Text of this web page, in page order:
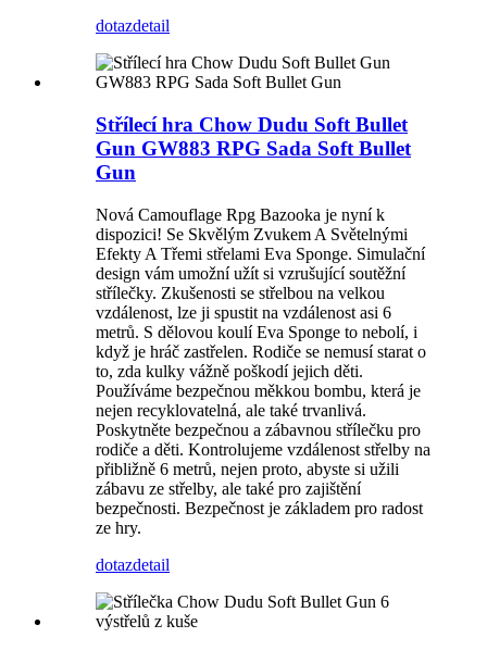
dotazdetail
Střílecí hra Chow Dudu Soft Bullet
Gun GW883 RPG Sada Soft Bullet
Gun
Nová Camouflage Rpg Bazooka je nyní k
dispozici! Se Skvělým Zvukem A Světelnými
Efekty A Třemi střelami Eva Sponge. Simulační
design vám umožní užít si vzrušující soutěžní
střílečky. Zkušenosti se střelbou na velkou
vzdálenost, lze ji spustit na vzdálenost asi 6
metrů. S dělovou koulí Eva Sponge to nebolí, i
když je hráč zastřelen. Rodiče se nemusí starat o
to, zda kulky vážně poškodí jejich děti.
Používáme bezpečnou měkkou bombu, která je
nejen recyklovatelná, ale také trvanlivá.
Poskytněte bezpečnou a zábavnou střílečku pro
rodiče a děti. Kontrolujeme vzdálenost střelby na
přibližně 6 metrů, nejen proto, abyste si užili
zábavu ze střelby, ale také pro zajištění
bezpečnosti. Bezpečnost je základem pro radost
ze hry.
dotazdetail